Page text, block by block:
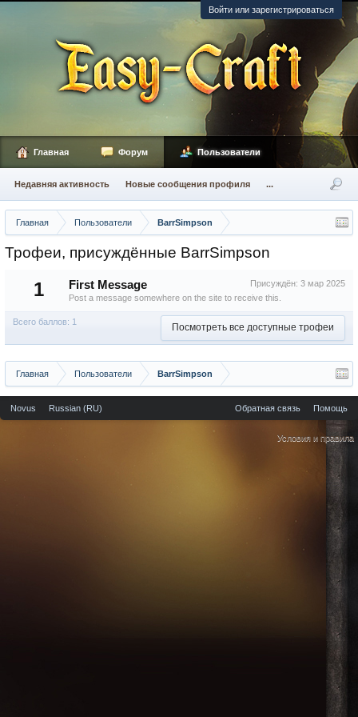
Войти или зарегистрироваться
Главная Пользователи BarrSimpson
Трофеи, присуждённые BarrSimpson
1 Присуждён: 3 мар 2025
First Message
Post a message somewhere on the site to receive this.
Всего баллов: 1 Посмотреть все доступные трофеи
Главная Пользователи BarrSimpson
Главная Форум Пользователи
Недавняя активность Новые сообщения профиля ...
Novus Russian (RU) Обратная связь Помощь
Условия и правила